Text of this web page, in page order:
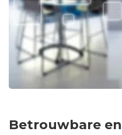
Betrouwbare